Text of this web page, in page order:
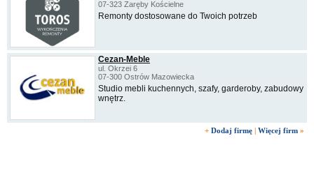
07-323 Zaręby Kościelne
Remonty dostosowane do Twoich potrzeb
Cezan-Meble
ul. Okrzei 6
07-300 Ostrów Mazowiecka
Studio mebli kuchennych, szafy, garderoby, zabudowy
wnętrz.
+ Dodaj firmę | Więcej firm »